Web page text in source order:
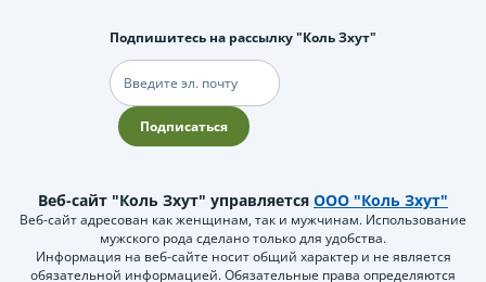
Подпишитесь на рассылку "Коль Зхут"
Электронная
почта
Подписаться
Веб-сайт "Коль Зхут" управляется ООО "Коль Зхут"
Веб-сайт адресован как женщинам, так и мужчинам. Использование
мужского рода сделано только для удобства.
Информация на веб-сайте носит общий характер и не является
обязательной информацией. Обязательные права определяются